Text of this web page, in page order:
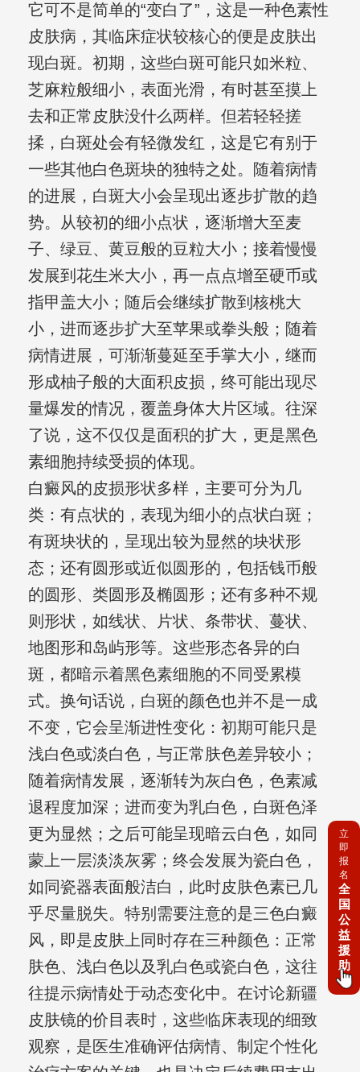
它可不是简单的“变白了”，这是一种色素性
皮肤病，其临床症状较核心的便是皮肤出
现白斑。初期，这些白斑可能只如米粒、
芝麻粒般细小，表面光滑，有时甚至摸上
去和正常皮肤没什么两样。但若轻轻搓
揉，白斑处会有轻微发红，这是它有别于
一些其他白色斑块的独特之处。随着病情
的进展，白斑大小会呈现出逐步扩散的趋
势。从较初的细小点状，逐渐增大至麦
子、绿豆、黄豆般的豆粒大小；接着慢慢
发展到花生米大小，再一点点增至硬币或
指甲盖大小；随后会继续扩散到核桃大
小，进而逐步扩大至苹果或拳头般；随着
病情进展，可渐渐蔓延至手掌大小，继而
形成柚子般的大面积皮损，终可能出现尽
量爆发的情况，覆盖身体大片区域。往深
了说，这不仅仅是面积的扩大，更是黑色
素细胞持续受损的体现。
白癜风的皮损形状多样，主要可分为几
类：有点状的，表现为细小的点状白斑；
有斑块状的，呈现出较为显然的块状形
态；还有圆形或近似圆形的，包括钱币般
的圆形、类圆形及椭圆形；还有多种不规
则形状，如线状、片状、条带状、蔓状、
地图形和岛屿形等。这些形态各异的白
斑，都暗示着黑色素细胞的不同受累模
式。换句话说，白斑的颜色也并不是一成
不变，它会呈渐进性变化：初期可能只是
浅白色或淡白色，与正常肤色差异较小；
随着病情发展，逐渐转为灰白色，色素减
退程度加深；进而变为乳白色，白斑色泽
更为显然；之后可能呈现暗云白色，如同
蒙上一层淡淡灰雾；终会发展为瓷白色，
如同瓷器表面般洁白，此时皮肤色素已几
乎尽量脱失。特别需要注意的是三色白癜
风，即是皮肤上同时存在三种颜色：正常
肤色、浅白色以及乳白色或瓷白色，这往
往提示病情处于动态变化中。在讨论新疆
皮肤镜的价目表时，这些临床表现的细致
观察，是医生准确评估病情、制定个性化
立
即
报
名
全
国
公
益
援
助